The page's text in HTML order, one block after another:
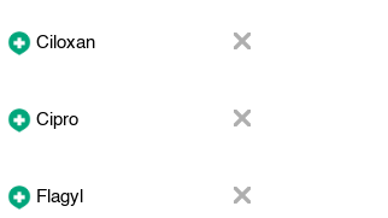
Ciloxan
Cipro
Flagyl